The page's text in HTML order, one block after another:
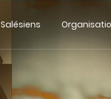
Salésiens